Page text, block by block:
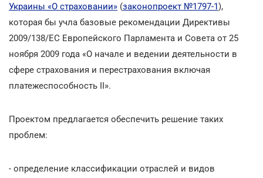
Украины «О страховании» (законопроект №1797-1),
которая бы учла базовые рекомендации Директивы
2009/138/ЕС Европейского Парламента и Совета от 25
ноября 2009 года «О начале и ведении деятельности в
сфере страхования и перестрахования включая
платежеспособность II».
Проектом предлагается обеспечить решение таких
проблем:
- определение классификации отраслей и видов